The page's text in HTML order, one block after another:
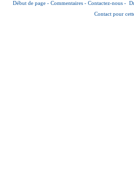
Début de page - Commentaires - Contactez-nous -
Contact pour